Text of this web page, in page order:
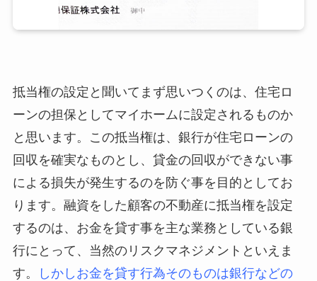
抵当権の設定と聞いてまず思いつくのは、住宅ロ
ーンの担保としてマイホームに設定されるものか
と思います。この抵当権は、銀行が住宅ローンの
回収を確実なものとし、貸金の回収ができない事
による損失が発生するのを防ぐ事を目的としてお
ります。融資をした顧客の不動産に抵当権を設定
するのは、お金を貸す事を主な業務としている銀
行にとって、当然のリスクマネジメントといえま
す。
しかしお金を貸す行為そのものは銀行などの